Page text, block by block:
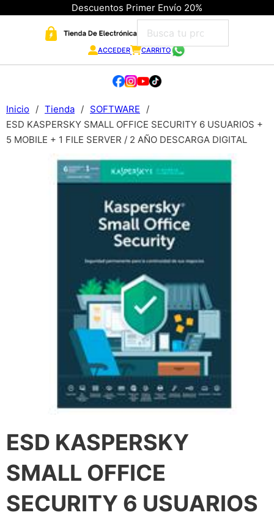
Descuentos Primer Envío 20%
ACCEDER CARRITO
Inicio / Tienda / SOFTWARE
/
ESD KASPERSKY SMALL OFFICE SECURITY 6 USUARIOS +
5 MOBILE + 1 FILE SERVER / 2 AÑO DESCARGA DIGITAL
ESD KASPERSKY
SMALL OFFICE
SECURITY 6 USUARIOS